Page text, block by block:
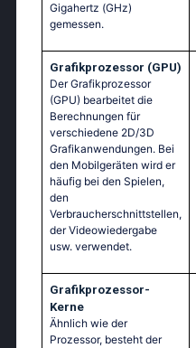
Gigahertz (GHz)
gemessen.
Grafikprozessor (GPU)
Der Grafikprozessor
(GPU) bearbeitet die
Berechnungen für
verschiedene 2D/3D
Grafikanwendungen. Bei
den Mobilgeräten wird er
häufig bei den Spielen,
den
Verbraucherschnittstellen,
der Videowiedergabe
usw. verwendet.
Grafikprozessor-
Kerne
Ähnlich wie der
Prozessor, besteht der